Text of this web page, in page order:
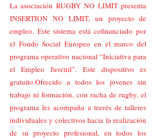
La asociación RUGBY NO LIMIT presenta
INSERTION NO LIMIT, un proyecto de
empleo. Este sistema está cofinanciado por
el Fondo Social Europeo en el marco del
programa operativo nacional “Iniciativa para
el Empleo Juvenil”. Este dispositivo es
gratuito.Ofrecido a todos los jóvenes sin
trabajo ni formación, con racha de rugby, el
programa les acompaña a través de talleres
individuales y colectivos hacia la realización
de su proyecto profesional, en todos los